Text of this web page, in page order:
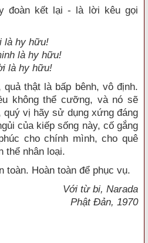
đoàn kết lại - là lời kêu gọi
là hy hữu!
là hy hữu!
là hy hữu!
thật là bấp bênh, vô định.
không thể cưỡng, và nó sẽ
quý vị hãy sử dụng xứng đáng
của kiếp sống này, cố gắng
cho chính mình, cho quê
thể nhân loại.
toàn. Hoàn toàn để phục vụ.
Với từ bi, Narada
Phật Đản, 1970